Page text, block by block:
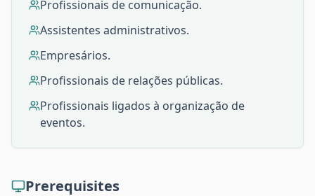
Profissionais de comunicação.
Assistentes administrativos.
Empresários.
Profissionais de relações públicas.
Profissionais ligados à organização de
eventos.
Prerequisites